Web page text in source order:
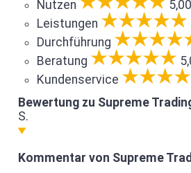
Nutzen
5,00
Leistungen
Durchführung
Beratung
Kundenservice
Bewertung zu Supreme
S.
Kommentar von Supreme